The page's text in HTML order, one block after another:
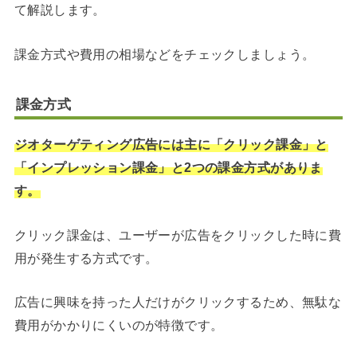
て解説します。
課金方式や費用の相場などをチェックしましょう。
課金方式
ジオターゲティング広告には主に「クリック課金」と
「インプレッション課金」と2つの課金方式がありま
す。
クリック課金は、ユーザーが広告をクリックした時に費
用が発生する方式です。
広告に興味を持った人だけがクリックするため、無駄な
費用がかかりにくいのが特徴です。